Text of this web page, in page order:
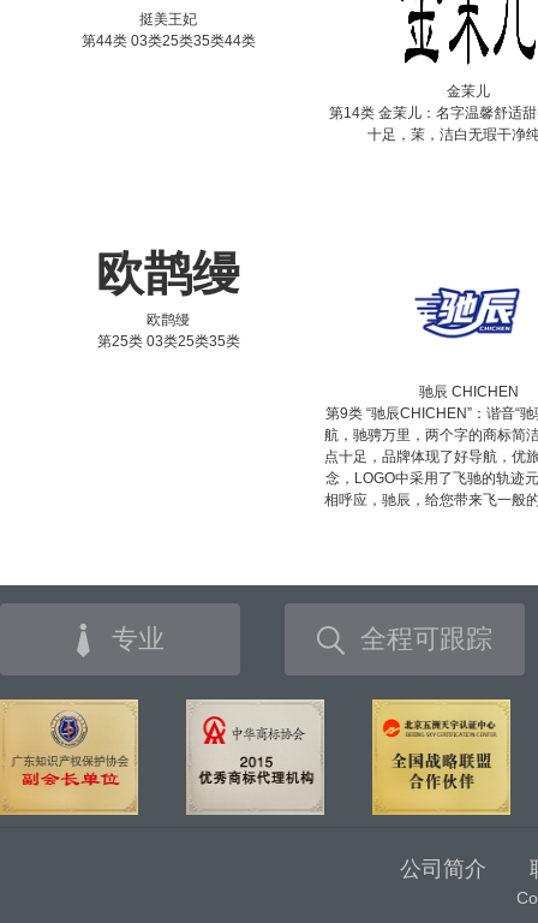
挺美王妃
第44类 03类25类35类44类
金茉儿
第14类 金茉儿：名字温馨舒适
十足，茉，洁白无瑕干净
欧鹊缦
欧鹊缦
第25类 03类25类35类
驰辰 CHICHEN
第9类 “驰辰CHICHEN”：谐音“
航，驰骋万里，两个字的商标简
点十足，品牌体现了好导航，优
念，LOGO中采用了飞驰的轨迹
相呼应，驰辰，给您带来飞一般
专业 全程可跟踪
公司简介